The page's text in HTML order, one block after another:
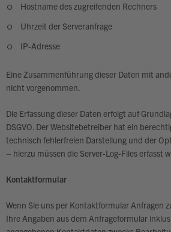
Hostname des zugreifenden Rechners
Uhrzeit der Serveranfrage
IP-Adresse
Eine Zusammenführung dieser Daten mit
nicht vorgenommen.
Die Erfassung dieser Daten erfolgt auf
DSGVO. Der Websitebetreiber hat ein
technisch fehlerfreien Darstellung und der
– hierzu müssen die Server-Log-Files erfasst
Kontaktformular
Wenn Sie uns per Kontaktformular Anfragen
Ihre Angaben aus dem Anfrageformular